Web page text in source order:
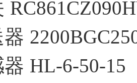
HL-6-50-15